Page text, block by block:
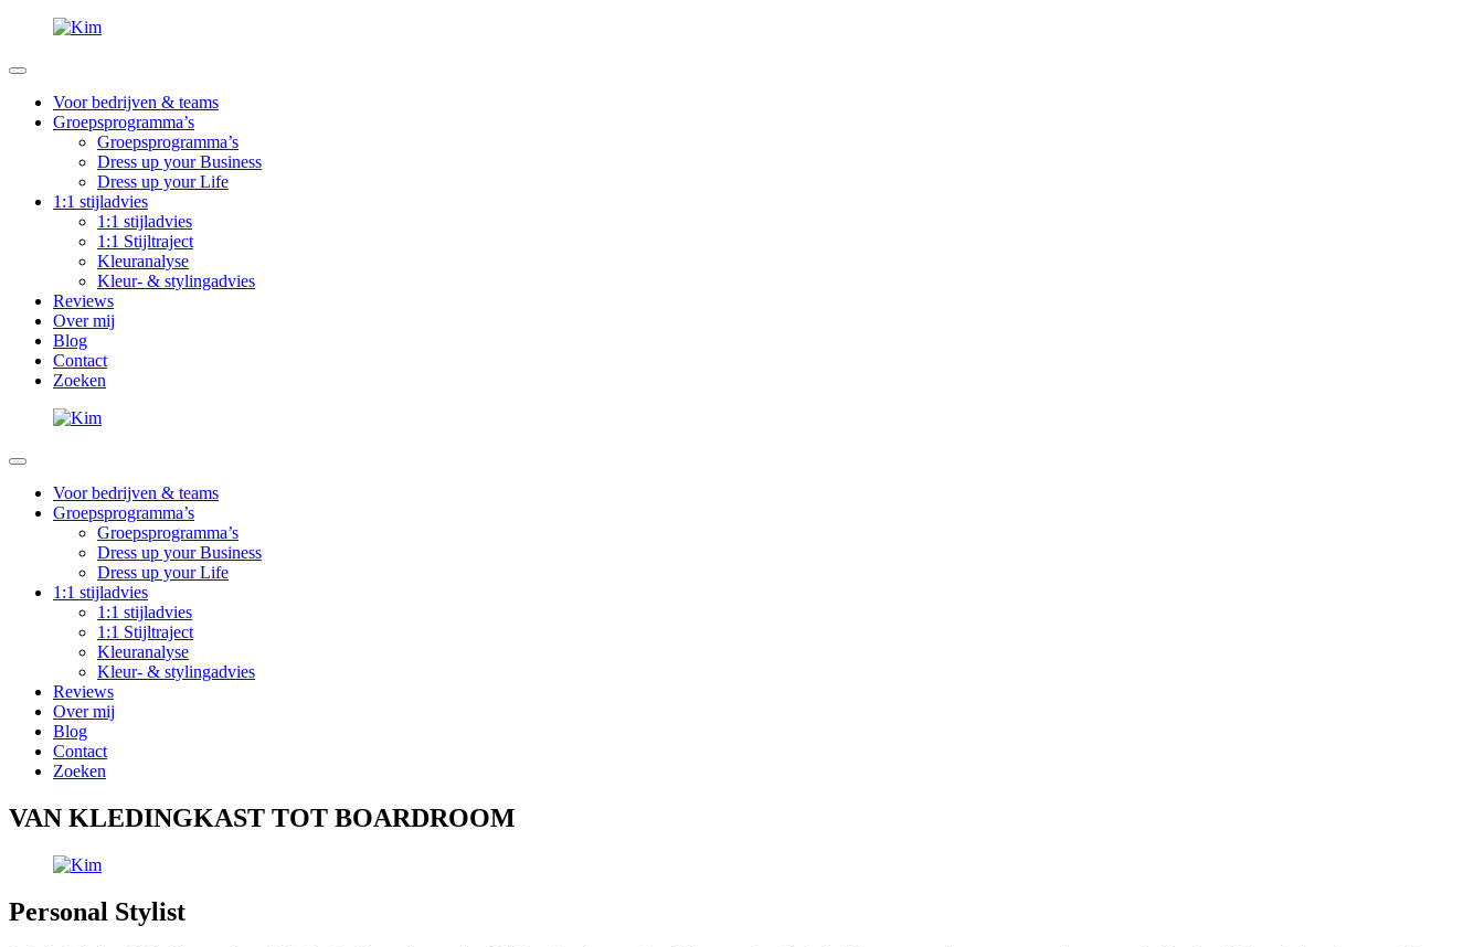
Voor bedrijven & teams
Groepsprogramma’s
Groepsprogramma’s
Dress up your Business
Dress up your Life
1:1 stijladvies
1:1 stijladvies
1:1 Stijltraject
Kleuranalyse
Kleur- & stylingadvies
Reviews
Over mij
Blog
Contact
Zoeken
Voor bedrijven & teams
Groepsprogramma’s
Groepsprogramma’s
Dress up your Business
Dress up your Life
1:1 stijladvies
1:1 stijladvies
1:1 Stijltraject
Kleuranalyse
Kleur- & stylingadvies
Reviews
Over mij
Blog
Contact
Zoeken
VAN KLEDINGKAST TOT BOARDROOM
Personal Stylist